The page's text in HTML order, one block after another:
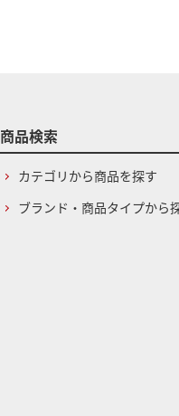
商品検索
カテゴリから商品を探す
ブランド・商品タイプから